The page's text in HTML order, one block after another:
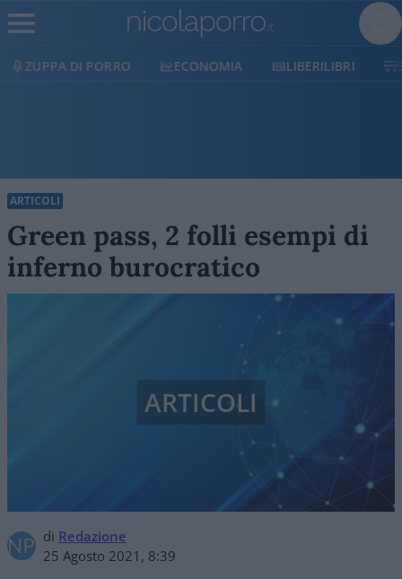
ECONOMIA LIBERILIBRI SHOP SOSTIENICI
ARTICOLI
Green pass, 2 folli esempi di
inferno burocratico
di Redazione
25 Agosto 2021, 8:39
ARTICOLI